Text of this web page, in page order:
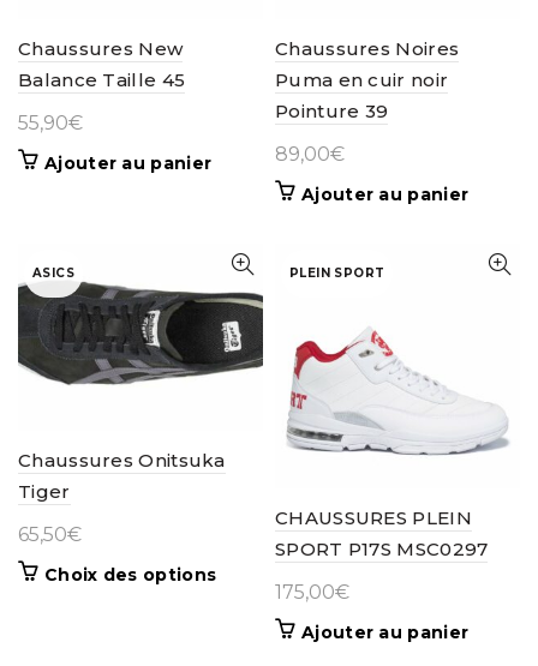
produit
Chaussures New
Balance Taille 45
55,90€
Ajouter au panier
Chaussures Noires
Puma en cuir noir
Pointure 39
89,00€
Ajouter au panier
ASICS
Chaussures Onitsuka
Tiger
65,50€
Choix des optionsCe
PLEIN SPORT
CHAUSSURES PLEIN
SPORT P17S MSC0297
175,00€
Ajouter au panier